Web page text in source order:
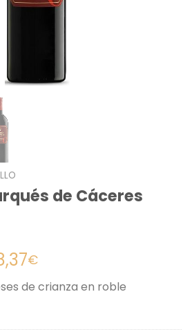
de Cáceres
Preis
€Aktueller
ist:
de crianza en roble